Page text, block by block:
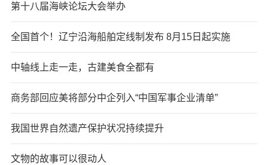
第十八届海峡论坛大会举办
全国首个！辽宁沿海船舶定线制发布 8月15日起实施
中轴线上走一走，古建美食全都有
商务部回应美将部分中企列入“中国军事企业清单”
我国世界自然遗产保护状况持续提升
文物的故事可以很动人